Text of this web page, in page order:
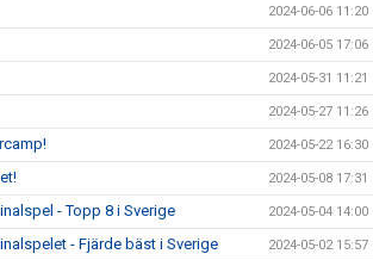
2024-06-06 11:20
2024-06-05 17:06
2024-05-31 11:21
2024-05-27 11:26
2024-05-22 16:30
2024-05-08 17:31
- Topp 8 i Sverige 2024-05-04 14:00
- Fjärde bäst i Sverige 2024-05-02 15:57